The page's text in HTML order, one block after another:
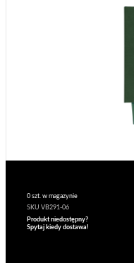
0 szt. w magazynie
SKU VB291-06
Produkt niedostępny?
Spytaj kiedy dostawa!